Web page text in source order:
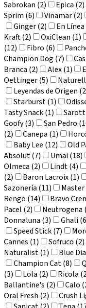
Sabrokan (2)
Epica (2)
Sprim (6)
Viñamar (2)
Ginger (2)
En
Kraft (2)
OxiClean (1)
(12)
Fibro (6)
Champion Dog (7)
Branca (2)
Alex (1)
Oettinger (5)
Leyendas de Origen
Starburst (1)
Tasty Snack (1)
Goofy (3)
San Pedro
(2)
Canepa (1)
Baby Lee (12)
Old
Absolut (7)
Umai (18)
Olmeca (2)
Lindt (4)
(2)
Baron Lacroix (1)
Sazonería (11)
Master
Rengo (14)
Bravo
Pacel (2)
Neutrogena
Donnaluna (3)
Ghali
Speed Stick (7)
Cannes (1)
Sofruco (2)
Naturalist (1)
Blue
Champion Cat (8)
(3)
Lola (2) Ricola
Ballantine's (2)
Calo
Oral Fresh (2)
Crush